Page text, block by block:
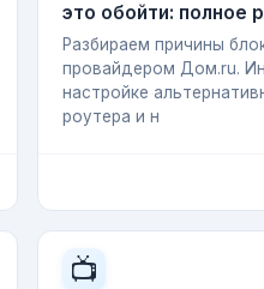
это обойти: полное
Разбираем причины
провайдером Дом.ru.
настройке
роутера и н
📺